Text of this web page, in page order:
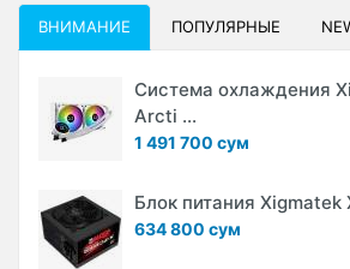
ВНИМАНИЕ ПОПУЛЯРНЫЕ
Система охлаждения
Arcti ...
1 491 700 сум
Блок питания
634 800 сум